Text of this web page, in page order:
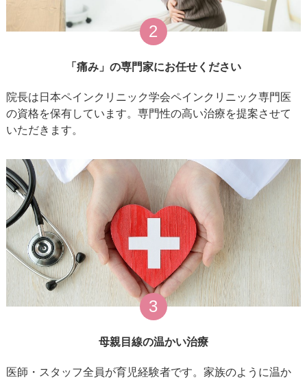
2
「痛み」の専門家にお任せください
院長は日本ペインクリニック学会ペインクリニック専門医
の資格を保有しています。専門性の高い治療を提案させて
いただきます。
3
母親目線の温かい治療
医師・スタッフ全員が育児経験者です。家族のように温か